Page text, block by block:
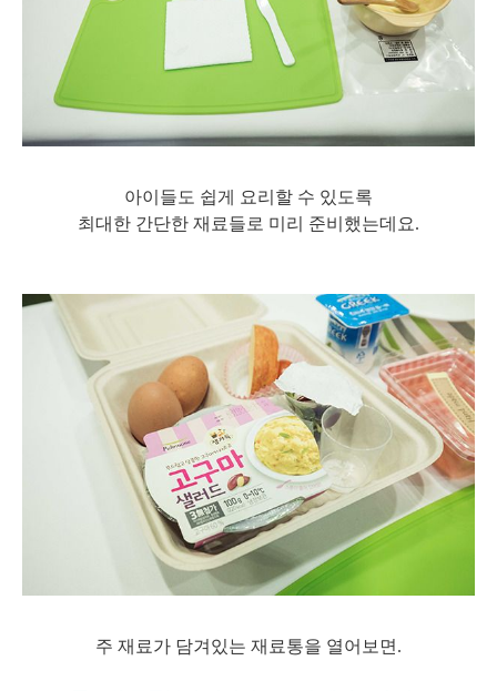
아이들도 쉽게 요리할 수 있도록
최대한 간단한 재료들로 미리 준비했는데요.
주 재료가 담겨있는 재료통을 열어보면.